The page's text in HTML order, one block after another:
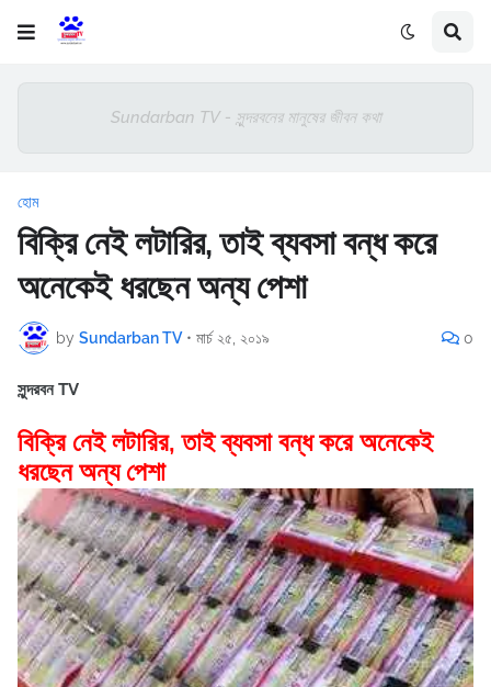
Sundarban TV - সুন্দরবনের মানুষের জীবন কথা
হোম
বিক্রি নেই লটারির, তাই ব্যবসা বন্ধ করে
অনেকেই ধরছেন অন্য পেশা
by Sundarban TV • মার্চ ২৫, ২০১৯ 0
সুন্দরবন TV
বিক্রি নেই লটারির, তাই ব্যবসা বন্ধ করে অনেকেই
ধরছেন অন্য পেশা